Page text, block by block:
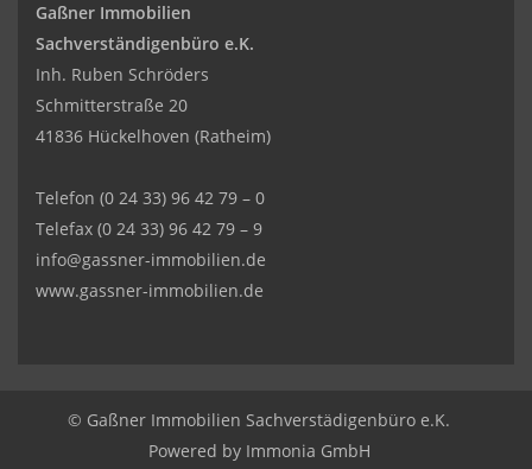
Gaßner Immobilien
Sachverständigenbüro e.K.
Inh. Ruben Schröders
Schmitterstraße 20
41836 Hückelhoven (Ratheim)
Telefon (0 24 33) 96 42 79 – 0
Telefax (0 24 33) 96 42 79 – 9
info@gassner-immobilien.de
www.gassner-immobilien.de
© Gaßner Immobilien Sachverstädigenbüro e.K.
Powered by Immonia GmbH